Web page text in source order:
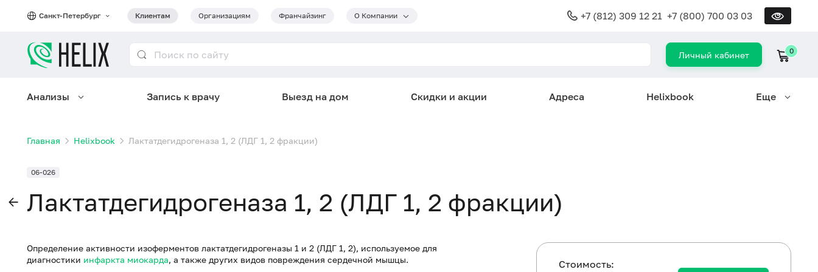
Санкт-Петербург Клиентам Организациям Франчайзинг О Компании +7 (812) 309 12 21 +7 (800) 700 03 03
Личный кабинет 0
Анализы Запись к врачу Выезд на дом Скидки и акции Адреса Helixbook Еще
Главная Helixbook Лактатдегидрогеназа 1, 2 (ЛДГ 1, 2 фракции)
06-026
Лактатдегидрогеназа 1, 2 (ЛДГ 1, 2 фракции)
Определение активности изоферментов лактатдегидрогеназы 1 и 2 (ЛДГ 1, 2), используемое для
диагностики инфаркта миокарда, а также других видов повреждения сердечной мышцы. Cтоимость: